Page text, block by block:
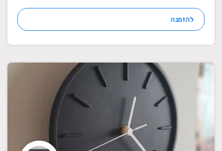
להזמנה